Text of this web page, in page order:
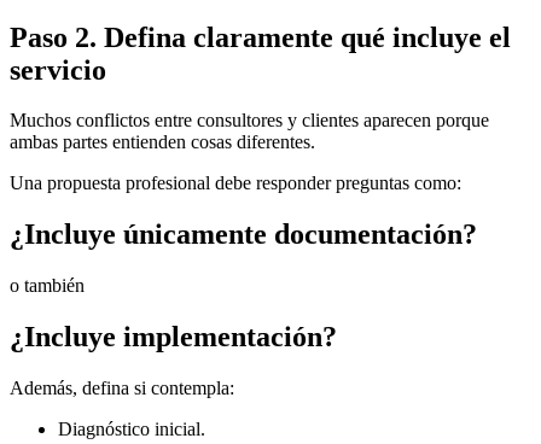
Paso 2. Defina claramente qué incluye el
servicio
Muchos conflictos entre consultores y clientes aparecen porque
ambas partes entienden cosas diferentes.
Una propuesta profesional debe responder preguntas como:
¿Incluye únicamente documentación?
o también
¿Incluye implementación?
Además, defina si contempla:
Diagnóstico inicial.